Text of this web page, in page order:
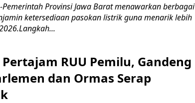
Pemerintah Provinsi Jawa Barat menawarkan berbagai
ketersediaan pasokan listrik guna menarik lebih
RUU Pemilu, Gandeng
dan Ormas Serap